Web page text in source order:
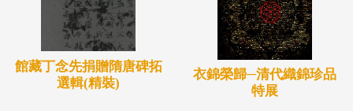
館藏丁念先捐贈隋唐碑拓
選輯(精裝)
衣錦榮歸─清代織錦珍品
特展